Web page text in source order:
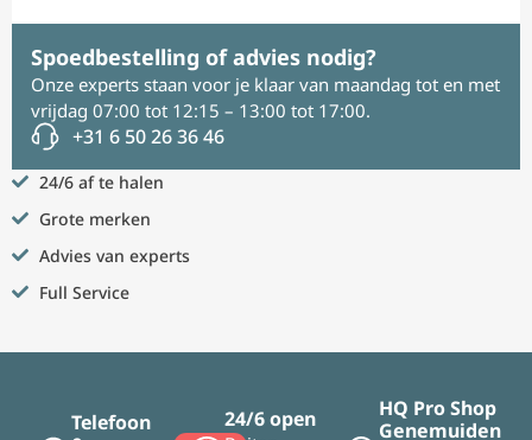
Spoedbestelling of advies nodig?
Onze experts staan voor je klaar van maandag tot en met
vrijdag 07:00 tot 12:15 – 13:00 tot 17:00.
+31 6 50 26 36 46
24/6 af te halen
Grote merken
Advies van experts
Full Service
Telefoon
24/6 open
HQ Pro Shop
Genemuiden